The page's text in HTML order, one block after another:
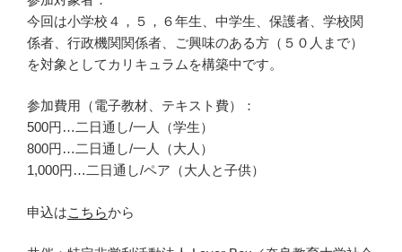
今回は小学校４，５，６年生、中学生、保護者、学校関
係者、行政機関関係者、ご興味のある方（５０人まで）
を対象としてカリキュラムを構築中です。
参加費用（電子教材、テキスト費）：
500円…二日通し/一人（学生）
800円…二日通し/一人（大人）
1,000円…二日通し/ペア（大人と子供）
申込はこちらから